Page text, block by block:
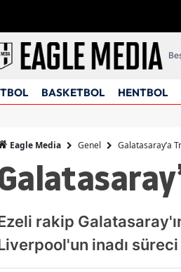
BASKETBOL HENTBOL
Eagle Media Genel Galatasaray’a
rakip
inadı süreci